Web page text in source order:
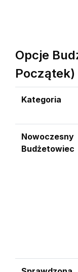
Opcje
Początek)
Kategoria
Nowoczesny
Budżetowiec